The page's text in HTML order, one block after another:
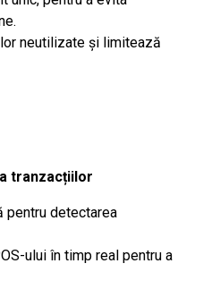
neutilizate și limitează
tranzacțiilor
pentru detectarea
ului în timp real pentru a